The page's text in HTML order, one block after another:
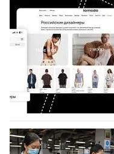
Shoes
Компания BALLINA
Co., Ltd., основанная
Гуанчжоу, столице
профессиональной
объединяющей
07.08.2026 373
На платформе